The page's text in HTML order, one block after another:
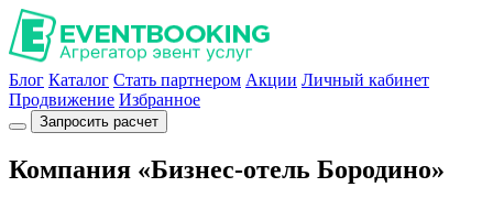
Блог Каталог Стать партнером Акции Личный кабинет
Продвижение Избранное
Запросить расчет
Компания «Бизнес-отель Бородино»